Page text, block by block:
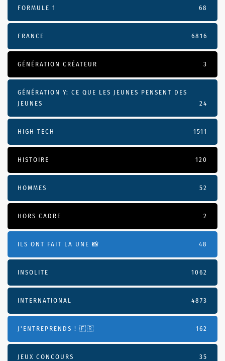
FORMULE 1 68
FRANCE 6816
GÉNÉRATION CRÉATEUR 3
GÉNÉRATION Y: CE QUE LES JEUNES PENSENT DES
JEUNES
24
HIGH TECH 1511
HISTOIRE 120
HOMMES 52
HORS CADRE 2
ILS ONT FAIT LA UNE 📸 48
INSOLITE 1062
INTERNATIONAL 4873
J'ENTREPRENDS ! 🇫🇷 162
JEUX CONCOURS 35